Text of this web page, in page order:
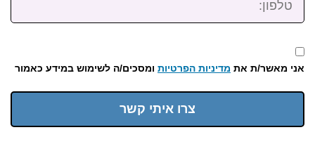
אני מאשר/ת את מדיניות הפרטיות ומסכים/ה לשימוש במידע כאמור
צרו איתי קשר